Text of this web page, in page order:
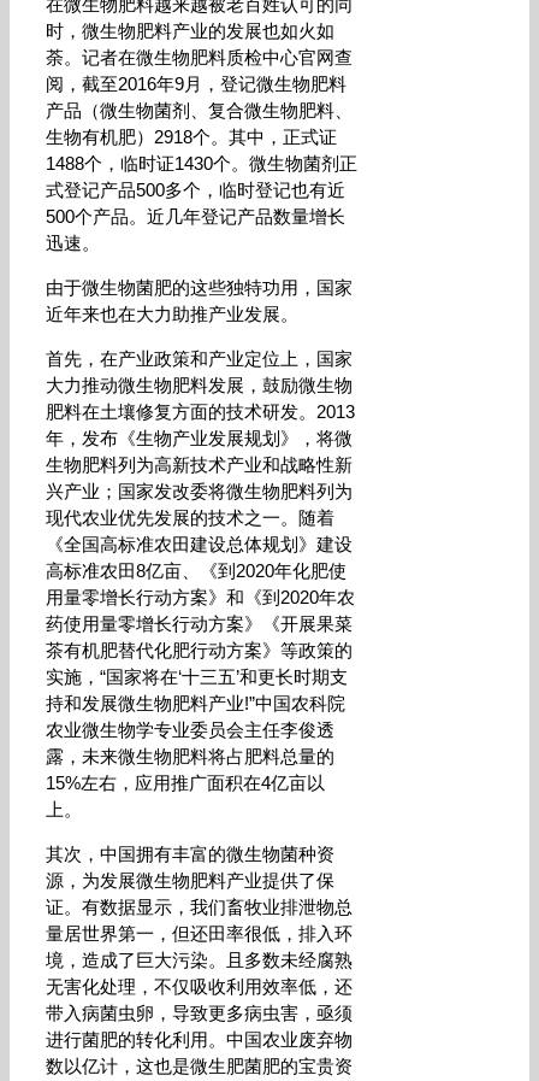
在微生物肥料越来越被老百姓认可的同
时，微生物肥料产业的发展也如火如
荼。记者在微生物肥料质检中心官网查
阅，截至2016年9月，登记微生物肥料
产品（微生物菌剂、复合微生物肥料、
生物有机肥）2918个。其中，正式证
1488个，临时证1430个。微生物菌剂正
式登记产品500多个，临时登记也有近
500个产品。近几年登记产品数量增长
迅速。
由于微生物菌肥的这些独特功用，国家
近年来也在大力助推产业发展。
首先，在产业政策和产业定位上，国家
大力推动微生物肥料发展，鼓励微生物
肥料在土壤修复方面的技术研发。2013
年，发布《生物产业发展规划》，将微
生物肥料列为高新技术产业和战略性新
兴产业；国家发改委将微生物肥料列为
现代农业优先发展的技术之一。随着
《全国高标准农田建设总体规划》建设
高标准农田8亿亩、《到2020年化肥使
用量零增长行动方案》和《到2020年农
药使用量零增长行动方案》《开展果菜
茶有机肥替代化肥行动方案》等政策的
实施，“国家将在‘十三五’和更长时期支
持和发展微生物肥料产业!”中国农科院
农业微生物学专业委员会主任李俊透
露，未来微生物肥料将占肥料总量的
15%左右，应用推广面积在4亿亩以
上。
其次，中国拥有丰富的微生物菌种资
源，为发展微生物肥料产业提供了保
证。有数据显示，我们畜牧业排泄物总
量居世界第一，但还田率很低，排入环
境，造成了巨大污染。且多数未经腐熟
无害化处理，不仅吸收利用效率低，还
带入病菌虫卵，导致更多病虫害，亟须
进行菌肥的转化利用。中国农业废弃物
数以亿计，这也是微生肥菌肥的宝贵资